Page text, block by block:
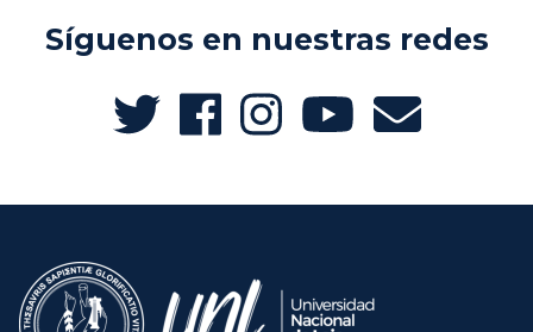
Síguenos en nuestras redes